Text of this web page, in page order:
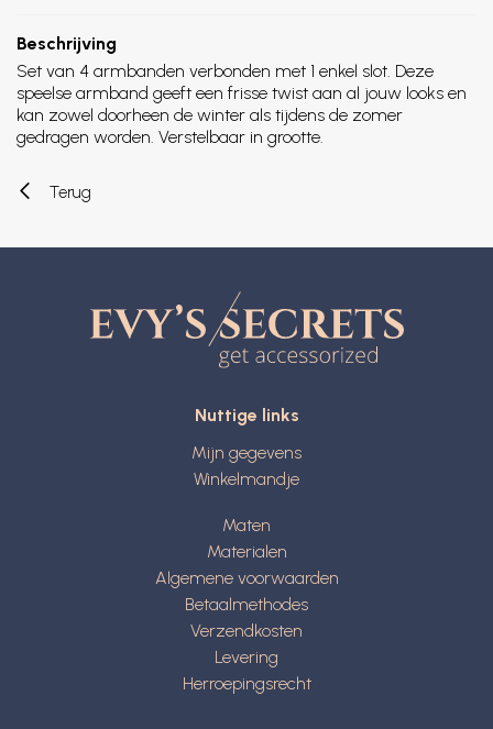
Beschrijving
Set van 4 armbanden verbonden met 1 enkel slot. Deze
speelse armband geeft een frisse twist aan al jouw looks en
kan zowel doorheen de winter als tijdens de zomer
gedragen worden. Verstelbaar in grootte.
Terug
Nuttige links
Mijn gegevens
Winkelmandje
Maten
Materialen
Algemene voorwaarden
Betaalmethodes
Verzendkosten
Levering
Herroepingsrecht